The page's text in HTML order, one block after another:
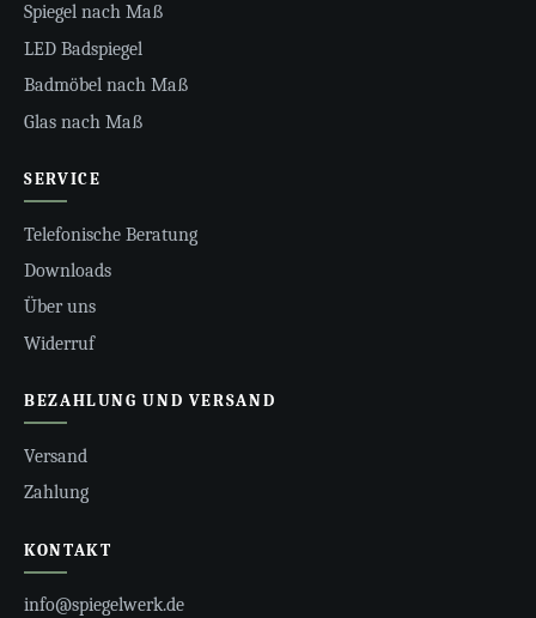
Spiegel nach Maß
LED Badspiegel
Badmöbel nach Maß
Glas nach Maß
SERVICE
Telefonische Beratung
Downloads
Über uns
Widerruf
BEZAHLUNG UND VERSAND
Versand
Zahlung
KONTAKT
info@spiegelwerk.de